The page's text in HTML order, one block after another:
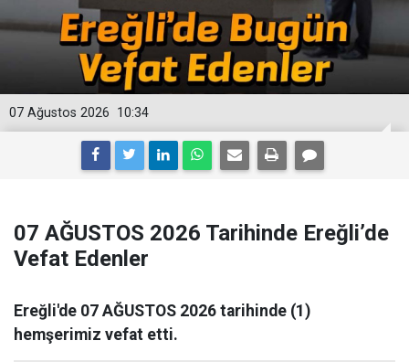
10:34
07 Ağustos 2026
07 AĞUSTOS 2026 Tarihinde Ereğli’de
Vefat Edenler
Ereğli'de 07 AĞUSTOS 2026 tarihinde (1)
hemşerimiz vefat etti.